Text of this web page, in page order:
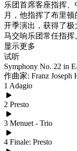
乐团首席客座指挥
月，他指挥了布里
开季演出，获得了极
马交响乐团常任指挥
显示更多
试听
Symphony No. 22 in
作曲家: Franz Joseph
1 Adagio
2 Presto
3 Menuet - Trio
4 Finale: Presto